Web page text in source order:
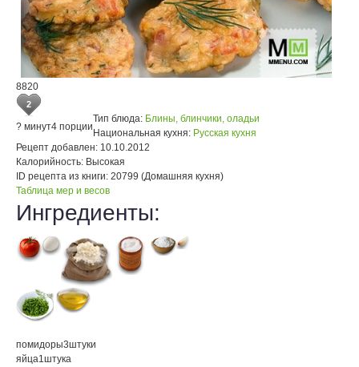
8820
2
? минут4 порции
Тип блюда: Блины, блинчики, оладьи
Национальная кухня: Русская кухня
Рецепт добавлен: 10.10.2012
Калорийность: Высокая
ID рецепта из книги: 20799 (Домашняя кухня)
Таблица мер и весов
Ингредиенты:
помидоры3штуки
яйца1штука